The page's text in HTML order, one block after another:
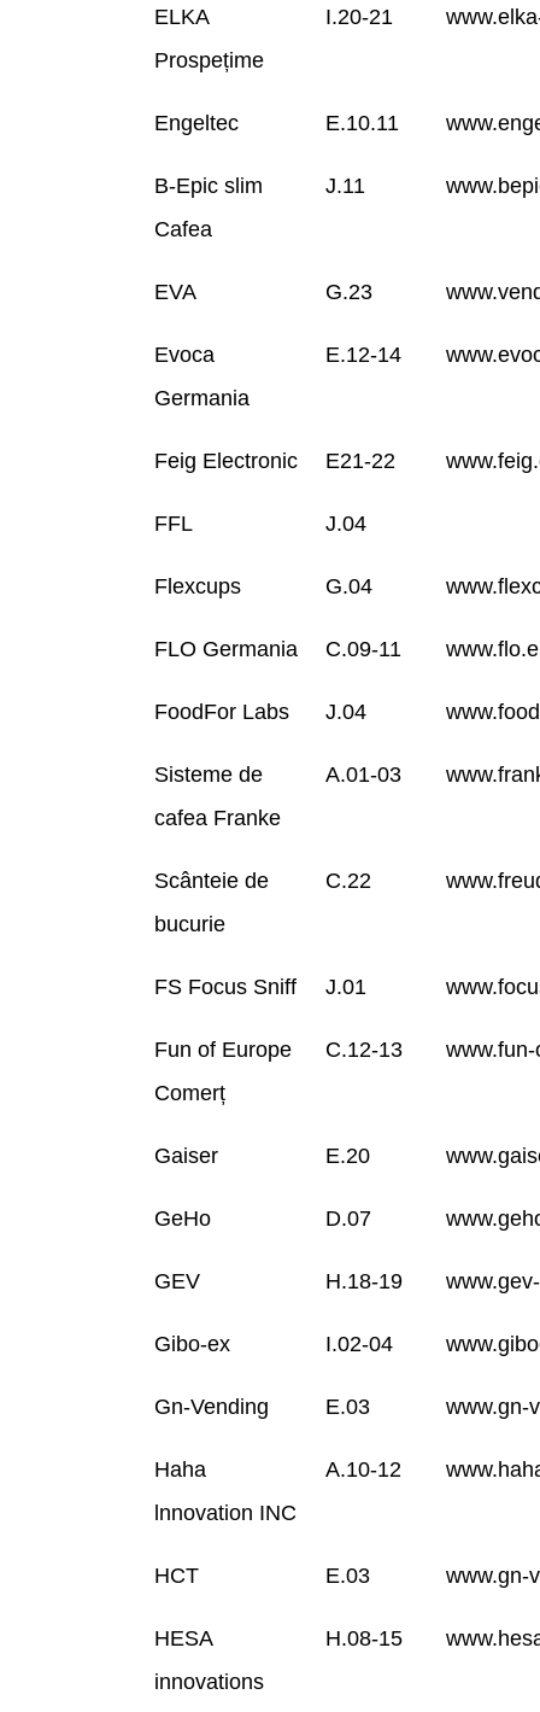
ELKA
Prospețime
I.20-21
Engeltec E.10.11
B-Epic slim
Cafea
J.11
EVA G.23
Evoca
Germania
E.12-14
Feig Electronic E21-22
FFL J.04
Flexcups G.04
FLO Germania C.09-11
FoodFor Labs J.04
Sisteme de
cafea Franke
A.01-03
Scânteie de
bucurie
C.22
FS Focus Sniff J.01
Fun of Europe
Comerț
C.12-13
Gaiser E.20
GeHo D.07
GEV H.18-19
Gibo-ex I.02-04
Gn-Vending E.03 www.gn-
Haha
lnnovation INC
A.10-12
HCT E.03 www.gn-
HESA
innovations
H.08-15